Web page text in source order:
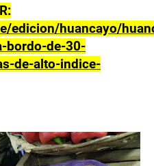
edicion/huancayo/
bordo-de-30-
de-alto-indice-